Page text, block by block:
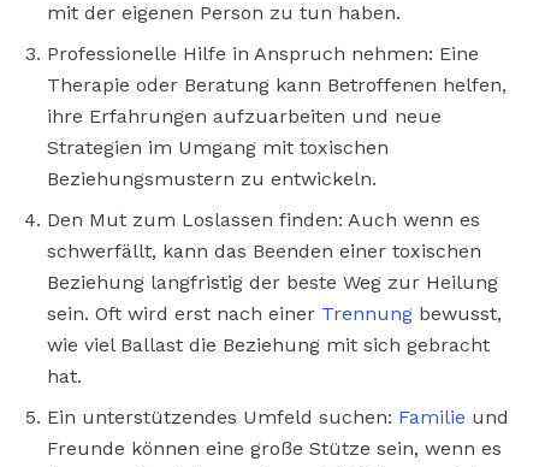
mit der eigenen Person zu tun haben.
Professionelle Hilfe in Anspruch nehmen: Eine
Therapie oder Beratung kann Betroffenen helfen,
ihre Erfahrungen aufzuarbeiten und neue
Strategien im Umgang mit toxischen
Beziehungsmustern zu entwickeln.
Den Mut zum Loslassen finden: Auch wenn es
schwerfällt, kann das Beenden einer toxischen
Beziehung langfristig der beste Weg zur Heilung
sein. Oft wird erst nach einer Trennung bewusst,
wie viel Ballast die Beziehung mit sich gebracht
hat.
Ein unterstützendes Umfeld suchen: Familie und
Freunde können eine große Stütze sein, wenn es